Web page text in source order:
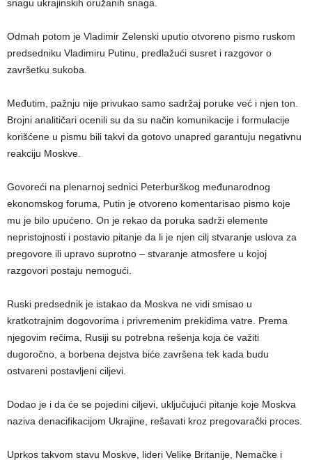
snagu ukrajinskih oružanih snaga.
Odmah potom je Vladimir Zelenski uputio otvoreno pismo ruskom
predsedniku Vladimiru Putinu, predlažući susret i razgovor o
završetku sukoba.
Međutim, pažnju nije privukao samo sadržaj poruke već i njen ton.
Brojni analitičari ocenili su da su način komunikacije i formulacije
korišćene u pismu bili takvi da gotovo unapred garantuju negativnu
reakciju Moskve.
Govoreći na plenarnoj sednici Peterburškog međunarodnog
ekonomskog foruma, Putin je otvoreno komentarisao pismo koje
mu je bilo upućeno. On je rekao da poruka sadrži elemente
nepristojnosti i postavio pitanje da li je njen cilj stvaranje uslova za
pregovore ili upravo suprotno – stvaranje atmosfere u kojoj
razgovori postaju nemogući.
Ruski predsednik je istakao da Moskva ne vidi smisao u
kratkotrajnim dogovorima i privremenim prekidima vatre. Prema
njegovim rečima, Rusiji su potrebna rešenja koja će važiti
dugoročno, a borbena dejstva biće završena tek kada budu
ostvareni postavljeni ciljevi.
Dodao je i da će se pojedini ciljevi, uključujući pitanje koje Moskva
naziva denacifikacijom Ukrajine, rešavati kroz pregovarački proces.
Uprkos takvom stavu Moskve, lideri Velike Britanije, Nemačke i